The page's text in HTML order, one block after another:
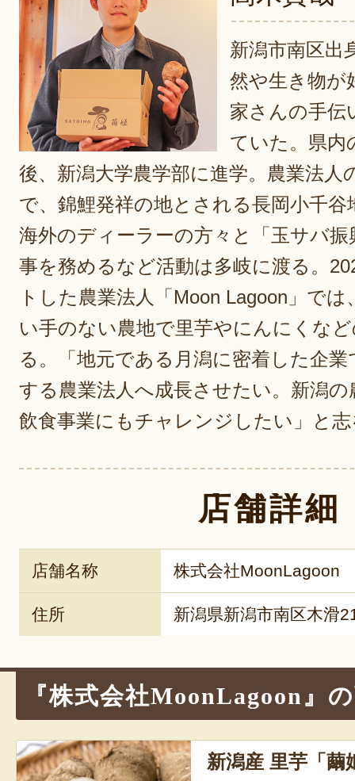
新潟市南区出
然や生き物が
家さんの手伝
ていた。県内
後、新潟大学農学部に進学。農業法人
で、錦鯉発祥の地とされる長岡小千谷
海外のディーラーの方々と「玉サバ
事を務めるなど活動は多岐に渡る。
トした農業法人「Moon Lagoon」で
い手のない農地で里芋やにんにくな
る。「地元である月潟に密着した企
する農業法人へ成長させたい。新潟
飲食事業にもチャレンジしたい」と
店舗詳細
店舗名称 株式会社MoonLagoon
住所 新潟県新潟市南区木滑
『株式会社MoonLagoon』
新潟産 里芋「繭